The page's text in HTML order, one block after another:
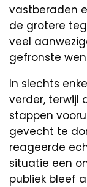
vastberaden
de grotere
veel
gefronste
In slechts
verder, terwijl
stappen
gevecht te
reageerde
situatie een
publiek bleef